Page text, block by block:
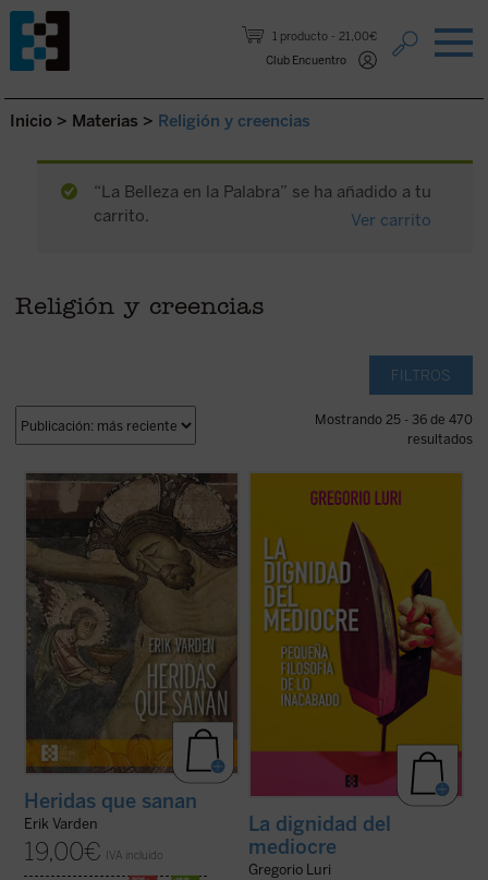
1 producto
21,00€
Club Encuentro
Saltar al contenido.
Inicio > Materias > Religión y creencias
“La Belleza en la Palabra” se ha añadido a tu
carrito.
Ver carrito
Religión y creencias
FILTROS
Mostrando 25 - 36 de 470
resultados
¿Qué hacer cuando el sufrimiento se
vuelve insoportable y las respuestas
convencionales ya no bastan? El monje y
obispo Erik Varden nos propone un camino.
Inspirándose en un antiguo poema
cisterciense, este libro nos invita a
contemplar ...
Heridas que sanan
Erik Varden
19,00€ IVA incluido
Gregorio Luri nos conduce por un viaje
filosófico para mostrarnos que nuestra
y la divinidad, entre el ser y la nada— es, en
realidad, la fuente de nuestra dignidad. Un
canto a la condición ...(ver ficha)
La dignidad del
mediocre
Gregorio Luri